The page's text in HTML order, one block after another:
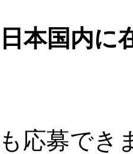
本国内に
応募でき